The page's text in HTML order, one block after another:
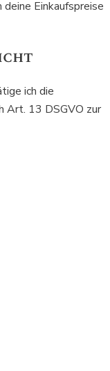
Einkaufspreise
ich die
Art. 13 DSGVO zur